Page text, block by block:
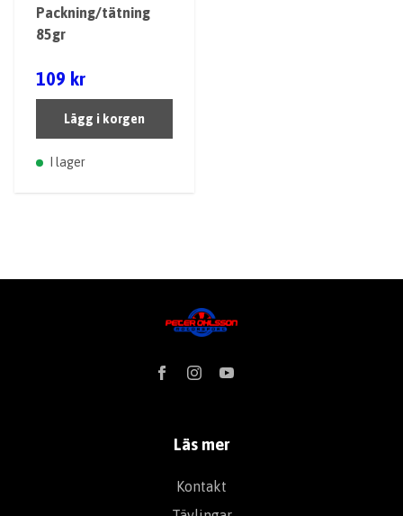
Packning/tätning
85gr
109 kr
Lägg i korgen
I lager
Läs mer
Kontakt